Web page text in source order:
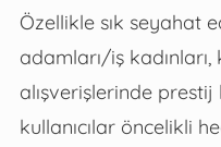
Özellikle sık seyahat
adamları/iş
alışverişlerinde
kullanıcılar öncelikli